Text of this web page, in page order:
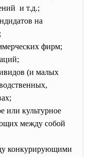
и т.д.;
на
фирм;
(и малых
или культурное
между собой
конкурирующими